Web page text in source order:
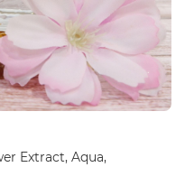
Extract, Aqua,